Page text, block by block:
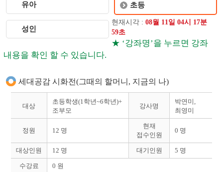
유아 초등
성인
현재시각 : 08월 11일 04시 17분
59초
★ ‘강좌명’을 누르면 강좌
내용을 확인 할 수 있습니다.
세대공감 시화전(그때의 할머니, 지금의 나)
대상
초등학생(1학년~6학년)+
조부모
강사명
박연미,
최영미
정원 12 명
현재
접수인원
0 명
대상인원 12 명 대기인원 5 명
수강료 0 원